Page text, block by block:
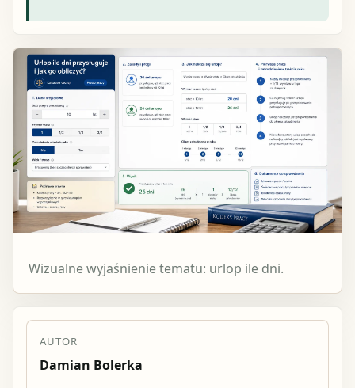
Wizualne wyjaśnienie tematu: urlop ile dni.
AUTOR
Damian Bolerka